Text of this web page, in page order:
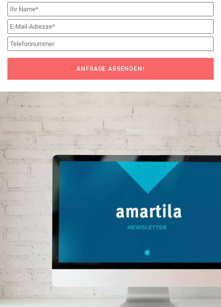
ANFRAGE ABSENDEN!